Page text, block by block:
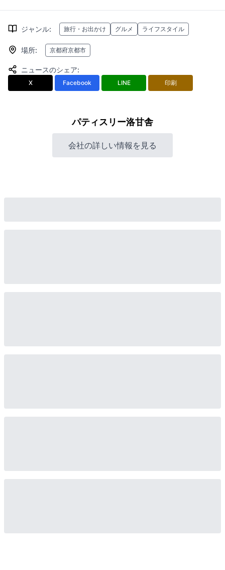
ジャンル: 旅行・お出かけ グルメ ライフスタイル
場所: 京都府京都市
ニュースのシェア:
X Facebook LINE 印刷
パティスリー洛甘舎
会社の詳しい情報を見る